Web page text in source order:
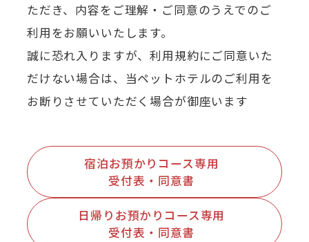
ただき、内容をご理解・ご同意のうえでのご
利用をお願いいたします。
誠に恐れ入りますが、利用規約にご同意いた
だけない場合は、当ペットホテルのご利用を
お断りさせていただく場合が御座います
宿泊お預かりコース専用
受付表・同意書
日帰りお預かりコース専用
受付表・同意書